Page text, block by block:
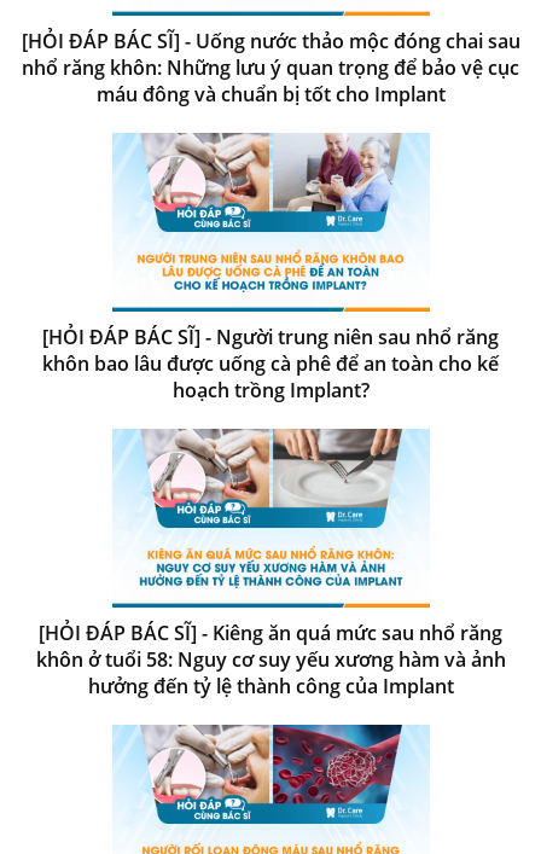
[HỎI ĐÁP BÁC SĨ] - Uống nước thảo mộc đóng chai sau
nhổ răng khôn: Những lưu ý quan trọng để bảo vệ cục
máu đông và chuẩn bị tốt cho Implant
[HỎI ĐÁP BÁC SĨ] - Người trung niên sau nhổ răng
khôn bao lâu được uống cà phê để an toàn cho kế
hoạch trồng Implant?
[HỎI ĐÁP BÁC SĨ] - Kiêng ăn quá mức sau nhổ răng
khôn ở tuổi 58: Nguy cơ suy yếu xương hàm và ảnh
hưởng đến tỷ lệ thành công của Implant